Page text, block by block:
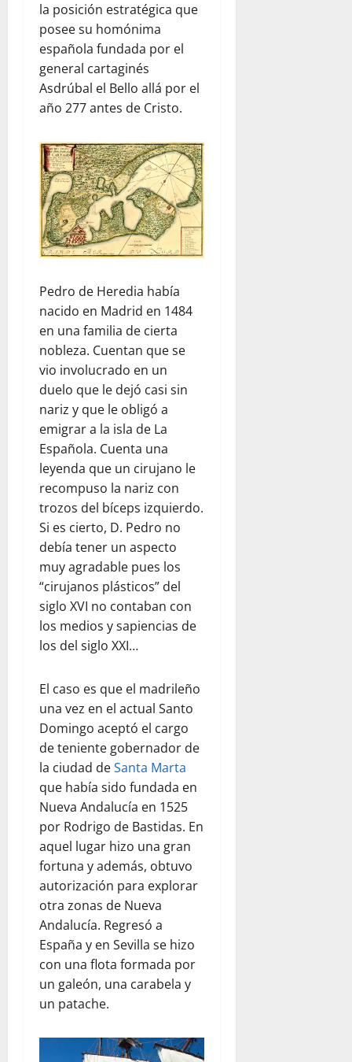
la posición estratégica que
posee su homónima
española fundada por el
general cartaginés
Asdrúbal el Bello allá por el
año 277 antes de Cristo.
Pedro de Heredia había
nacido en Madrid en 1484
en una familia de cierta
nobleza. Cuentan que se
vio involucrado en un
duelo que le dejó casi sin
nariz y que le obligó a
emigrar a la isla de La
Española. Cuenta una
leyenda que un cirujano le
recompuso la nariz con
trozos del bíceps izquierdo.
Si es cierto, D. Pedro no
debía tener un aspecto
muy agradable pues los
“cirujanos plásticos” del
siglo XVI no contaban con
los medios y sapiencias de
los del siglo XXI…
El caso es que el madrileño
una vez en el actual Santo
Domingo aceptó el cargo
de teniente gobernador de
la ciudad deSanta Marta
que había sido fundada en
Nueva Andalucía en 1525
por Rodrigo de Bastidas. En
aquel lugar hizo una gran
fortuna y además, obtuvo
autorización para explorar
otra zonas de Nueva
Andalucía. Regresó a
España y en Sevilla se hizo
con una flota formada por
un galeón, una carabela y
un patache.